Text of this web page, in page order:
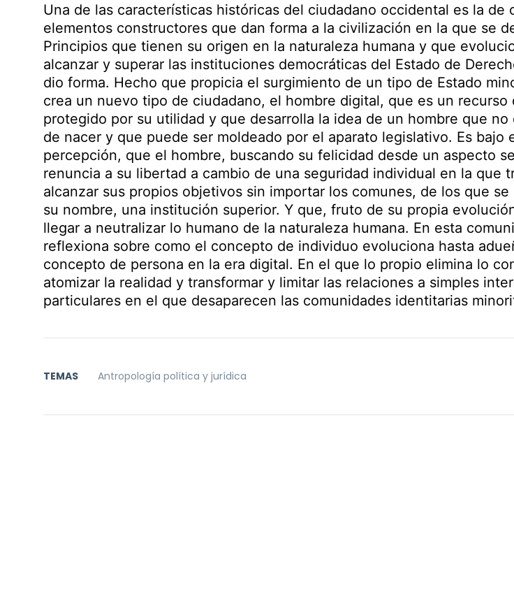
Una de las características históricas del ciudadano occidental es la de
elementos constructores que dan forma a la civilización en la que se
Principios que tienen su origen en la naturaleza humana y que
alcanzar y superar las instituciones democráticas del Estado de
dio forma. Hecho que propicia el surgimiento de un tipo de Estado
crea un nuevo tipo de ciudadano, el hombre digital, que es un recurso
protegido por su utilidad y que desarrolla la idea de un hombre que no
de nacer y que puede ser moldeado por el aparato legislativo. Es bajo
percepción, que el hombre, buscando su felicidad desde un aspecto
renuncia a su libertad a cambio de una seguridad individual en la que
alcanzar sus propios objetivos sin importar los comunes, de los que se
su nombre, una institución superior. Y que, fruto de su propia
llegar a neutralizar lo humano de la naturaleza humana. En esta
reflexiona sobre como el concepto de individuo evoluciona hasta
concepto de persona en la era digital. En el que lo propio elimina lo
atomizar la realidad y transformar y limitar las relaciones a simples
particulares en el que desaparecen las comunidades identitarias
TEMAS Antropología política y jurídica